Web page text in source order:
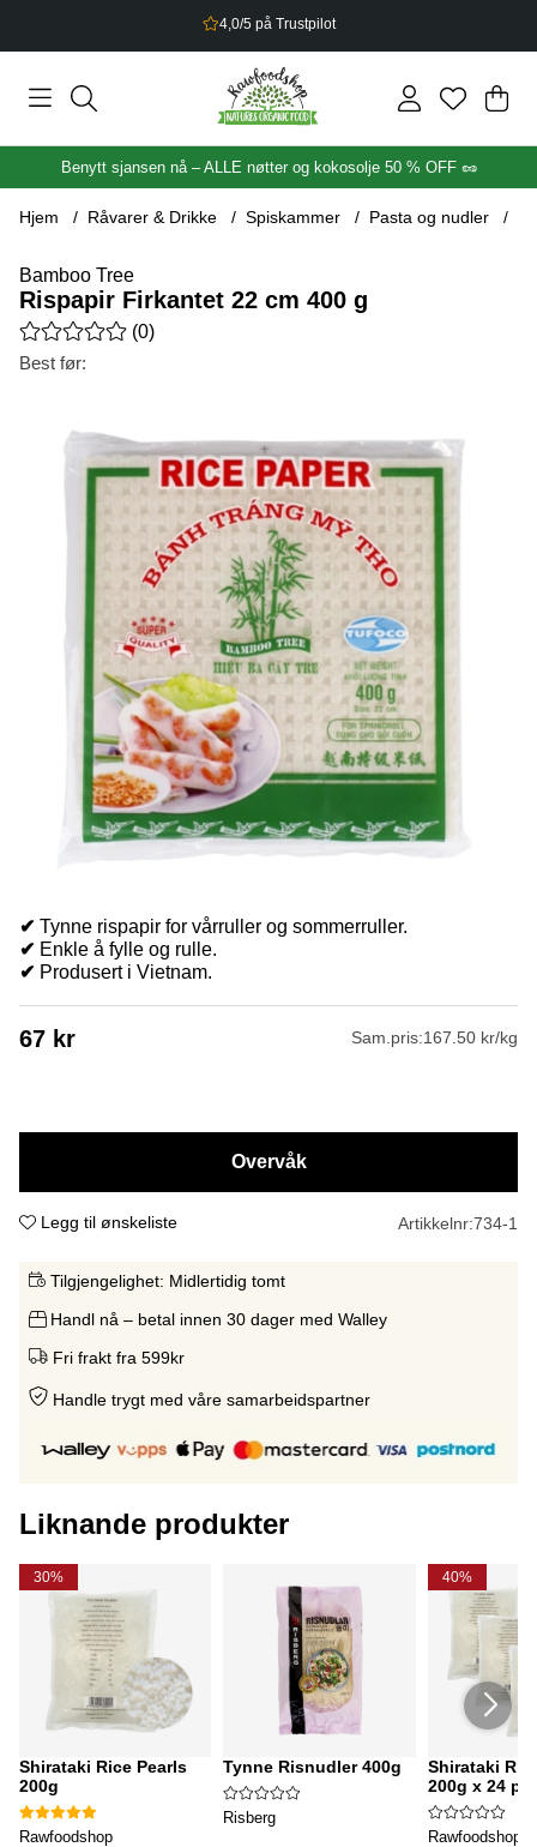
4,0/5 på Trustpilot
.
Benytt sjansen nå – ALLE nøtter og kokosolje 50 % OFF 🥜
Hjem Råvarer & Drikke Spiskammer Pasta og nudler
Bamboo Tree
Rispapir Firkantet 22 cm 400 g
Gjennomsnittlig rangering 0 av 5 Antall vurderinger 0
(0)
Best før:
✔ Tynne rispapir for vårruller og sommerruller.
✔ Enkle å fylle og rulle.
✔ Produsert i Vietnam.
67 kr Sam.pris:167.50 kr/kg
Overvåk
Legg til ønskeliste Artikkelnr:734-1
Tilgjengelighet: Midlertidig tomt
Handl nå – betal innen 30 dager med Walley
Fri frakt fra 599kr
Handle trygt med våre samarbeidspartner
Liknande produkter
30%
Shirataki Rice Pearls
200g
Rawfoodshop
Tynne Risnudler 400g
Risberg
40%
Shirataki
200g x 24
Rawfoodshop